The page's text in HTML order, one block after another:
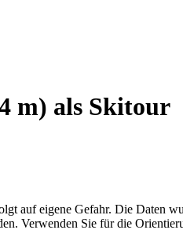
m) als Skitour
auf eigene Gefahr. Die Daten
Verwenden Sie für die